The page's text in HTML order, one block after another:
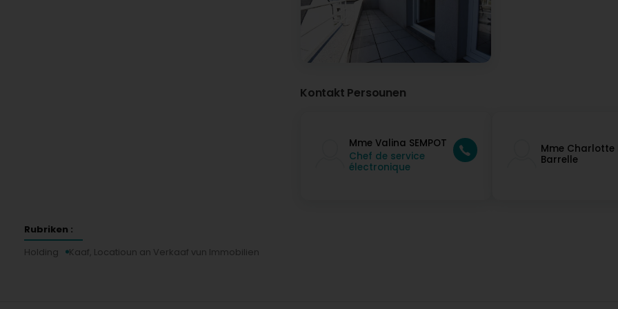
Kontakt Persounen
Mme Valina SEMPOT
Chef de service
électronique
Mme Charlotte
Barrelle
Rubriken :
Holding
Kaaf, Locatioun an Verkaaf vun Immobilien